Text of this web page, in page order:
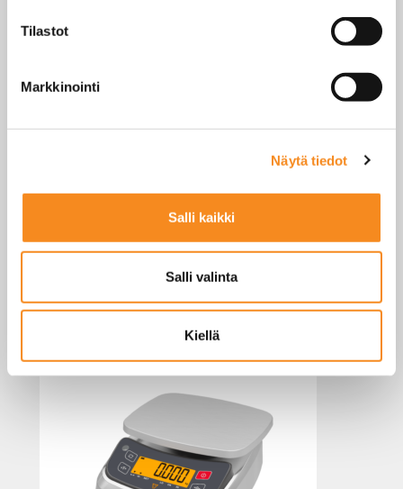
Tilastot
Markkinointi
Näytä tiedot
Salli kaikki
Salli valinta
Kiellä
ELICOM S300P PÖYTÄVAAKA